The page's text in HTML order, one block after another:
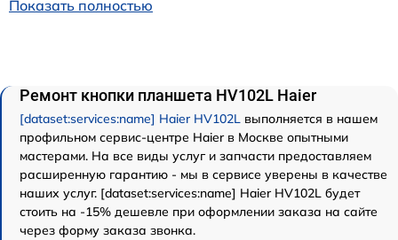
Показать полностью
Ремонт кнопки планшета HV102L Haier
[dataset:services:name] Haier HV102L выполняется в нашем
профильном сервис-центре Haier в Москве опытными
мастерами. На все виды услуг и запчасти предоставляем
расширенную гарантию - мы в сервисе уверены в качестве
наших услуг. [dataset:services:name] Haier HV102L будет
стоить на -15% дешевле при оформлении заказа на сайте
через форму заказа звонка.